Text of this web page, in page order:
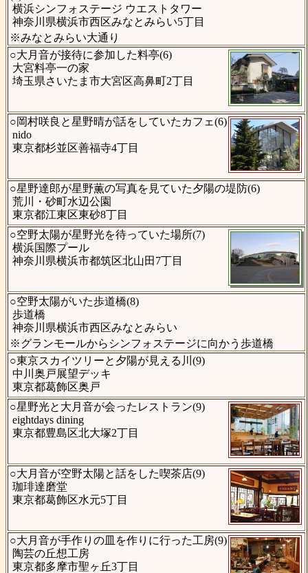
横浜シンフォステージ ウエストタワー
神奈川県横浜市西区みなとみらい5丁目
※みなとみらい大通り
○大月音が接待に参加した料亭(6)
大宮料亭一の家
埼玉県さいたま市大宮区高鼻町2丁目
○岡村咲良と星野晴が話をしていたカフェ(6)
nido
東京都杉並区善福寺4丁目
○星野達郎が星野薫の写真を見ていた夕陽の堤防(6)
荒川・砂町水辺公園
東京都江東区東砂8丁目
○空野太陽が星野光を待っていた場所(7)
横浜国際プール
神奈川県横浜市都筑区北山田7丁目
○空野太陽がいた歩道橋(8)
歩道橋
神奈川県横浜市西区みなとみらい
※グランモールからシンフォステージに向かう歩道橋
○東京スカイツリーと夕陽が見える川(9)
中川奥戸展望デッキ
東京都葛飾区奥戸
○星野光と大月音が会ったレストラン(9)
eightdays dining
東京都豊島区北大塚2丁目
○大月音が空野太陽と話をした喫茶店(9)
珈琲達磨堂
東京都葛飾区水元5丁目
○大月音が手作りの皿を作りに行った工房(9)
陶芸の丘想工房
東京都多摩市聖ヶ丘3丁目